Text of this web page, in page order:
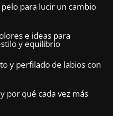
para lucir un cambio
e ideas para
y equilibrio
y perfilado de labios con
por qué cada vez más